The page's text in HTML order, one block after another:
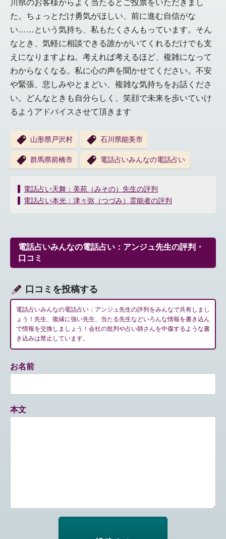
川県のお客様からよく当たるとご投票をいただきまし
た。ちょっとだけ勇気がほしい、前に進む自信がな
い……という気持ち、私もたくさんもっています。そん
なとき、気軽に相談できる誰かがいてくれるだけでも支
えになりますよね。考えれば考えるほど、複雑になって
わからなくなる。私に心の声を聞かせてください。不安
や緊張、悲しみやとまどい、複雑な気持ちをお話くださ
い。どんなときも自分らしく、笑顔で未来を歩いていけ
るようアドバイスさせて頂きます
山形県戸沢村 石川県能美市
群馬県前橋市 電話占いみんなの電話占い
投
稿
ー
シ
ョ
電話占い天舞：美苑（みその）先生の評判
電話占い本光：津々弥（つづみ）霊能者の評判
電話占いみんなの電話占い：アンジュ先生の評判・
口コミ
口コミを投稿する
電話占いみんなの電話占い：アンジュ先生の評判をみんなで共有しまし
ょう！先生、復縁に強い先生、当たる先生などいろんな情報を書き込ん
で情報を交換しましょう！会社の批判や占い師さんを中傷するような書
き込みは禁止しています。
お名前
本文